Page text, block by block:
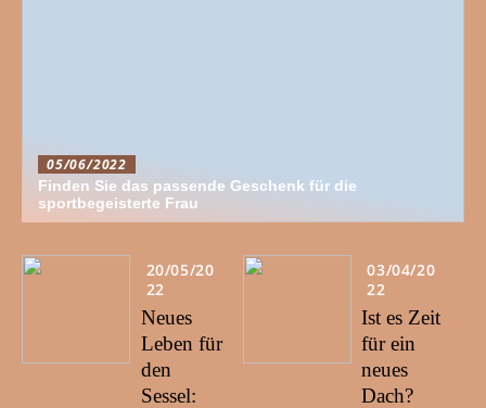
05/06/2022
Finden Sie das passende Geschenk für die
sportbegeisterte Frau
20/05/20
22
Neues
Leben für
den
Sessel:
03/04/20
22
Ist es Zeit
für ein
neues
Dach?